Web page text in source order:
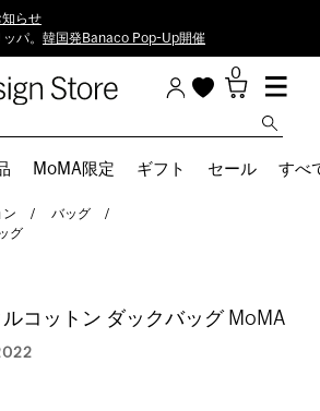
らせ
パ。 韓国発Banaco Pop-Up開催
0
MoMA限定 ギフト セール すべ
ン
バッグ
グ
コットン ダックバッグ MoMA